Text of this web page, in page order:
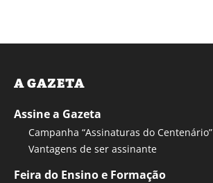
A GAZETA
Assine a Gazeta
Campanha “Assinaturas do Centenário”
Vantagens de ser assinante
Feira do Ensino e Formação